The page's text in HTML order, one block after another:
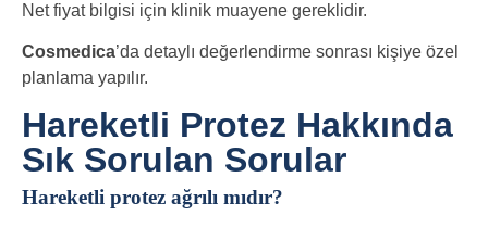
Net fiyat bilgisi için klinik muayene gereklidir.
Cosmedica’da detaylı değerlendirme sonrası kişiye özel
planlama yapılır.
Hareketli Protez Hakkında
Sık Sorulan Sorular
Hareketli protez ağrılı mıdır?